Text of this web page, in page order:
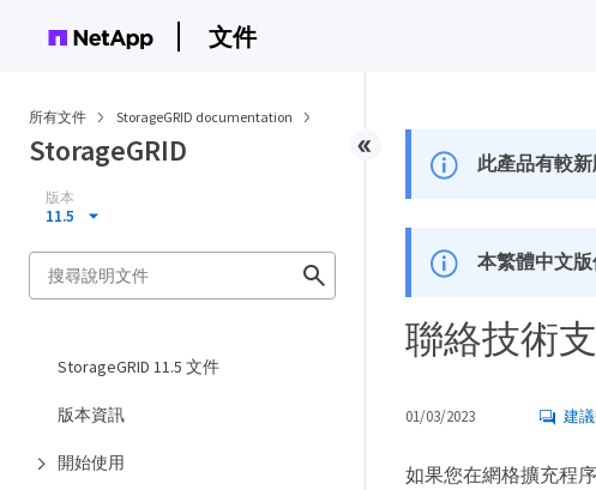
文件
所有文件 StorageGRID documentation
StorageGRID
版本
11.5
StorageGRID 11.5 文件
版本資訊
開始使用
此產品有較新
本繁體中文
聯絡技術
01/03/2023 建
如果您在網格擴充程